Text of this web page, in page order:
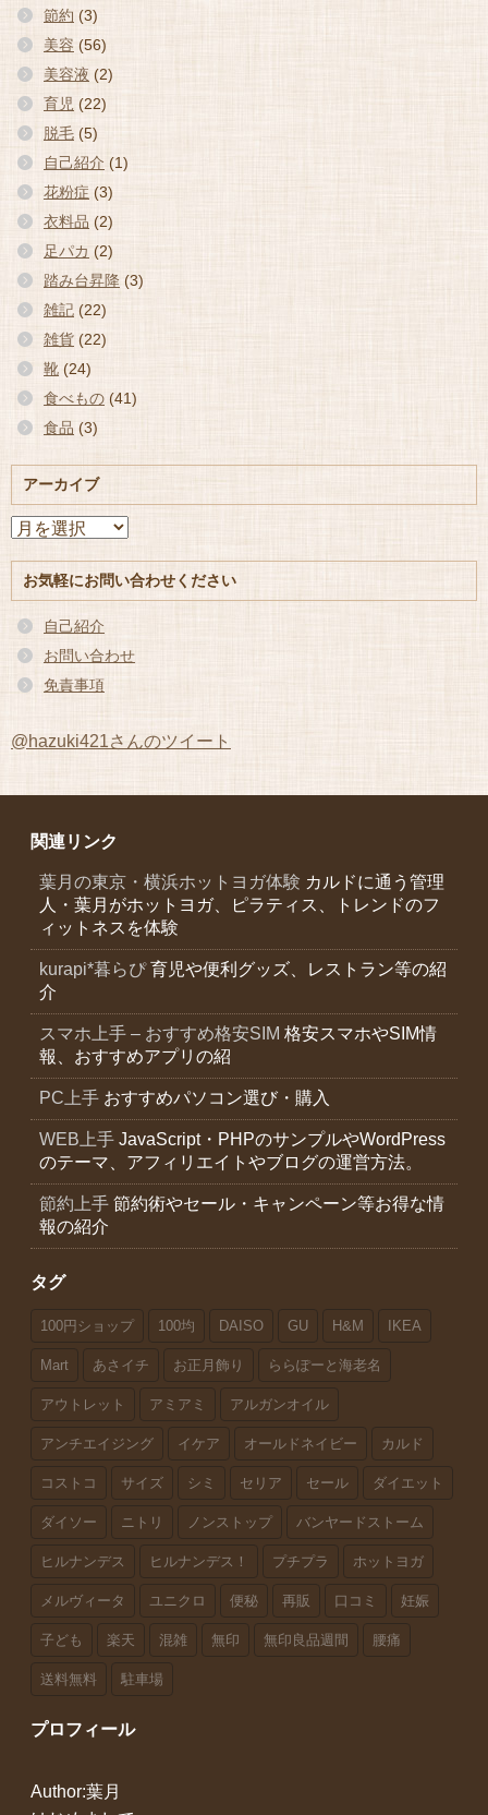
節約 (3)
美容 (56)
美容液 (2)
育児 (22)
脱毛 (5)
自己紹介 (1)
花粉症 (3)
衣料品 (2)
足パカ (2)
踏み台昇降 (3)
雑記 (22)
雑貨 (22)
靴 (24)
食べもの (41)
食品 (3)
アーカイブ
ア
イ
ブ
お気軽にお問い合わせください
自己紹介
お問い合わせ
免責事項
@hazuki421さんのツイート
関連リンク
葉月の東京・横浜ホットヨガ体験 カルドに通う管理
人・葉月がホットヨガ、ピラティス、トレンドのフ
ィットネスを体験
kurapi*暮らぴ育児や便利グッズ、レストラン等の紹
介
スマホ上手 – おすすめ格安SIM 格安スマホやSIM情
報、おすすめアプリの紹
PC上手 おすすめパソコン選び・購入
WEB上手 JavaScript・PHPのサンプルやWordPress
のテーマ、アフィリエイトやブログの運営方法。
節約上手 節約術やセール・キャンペーン等お得な情
報の紹介
タグ
100円ショップ 100均 DAISO GU H&M IKEA
Mart あさイチ お正月飾り ららぽーと海老名
アウトレット アミアミ アルガンオイル
アンチエイジング イケア オールドネイビー カルド
コストコ サイズ シミ セリア セール ダイエット
ダイソー ニトリ ノンストップ バンヤードストーム
ヒルナンデス ヒルナンデス！ プチプラ ホットヨガ
メルヴィータ ユニクロ 便秘 再販 口コミ 妊娠
子ども 楽天 混雑 無印 無印良品週間 腰痛
送料無料 駐車場
プロフィール
Author:葉月